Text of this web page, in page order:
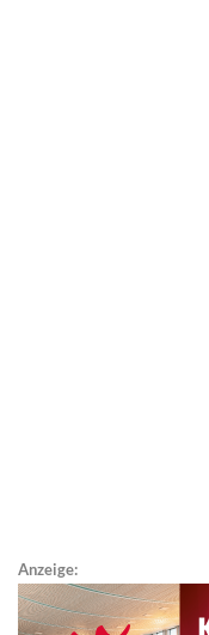
Anzeige: